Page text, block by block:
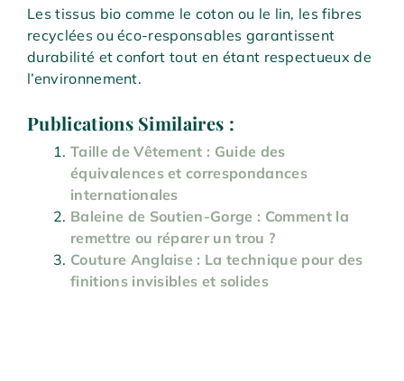
Les tissus bio comme le coton ou le lin, les fibres
recyclées ou éco-responsables garantissent
durabilité et confort tout en étant respectueux de
l’environnement.
Publications Similaires :
Taille de Vêtement : Guide des
équivalences et correspondances
internationales
Baleine de Soutien-Gorge : Comment la
remettre ou réparer un trou ?
Couture Anglaise : La technique pour des
finitions invisibles et solides